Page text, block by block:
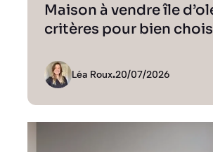
Maison à vendre île
critères pour bien
Léa Roux.20/07/2026